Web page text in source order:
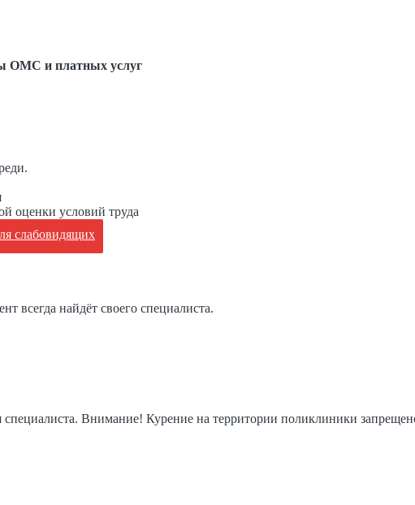
ОМС и платных услуг
оценки условий труда
слабовидящих
всегда найдёт своего специалиста.
Внимание! Курение на территории поликлиники